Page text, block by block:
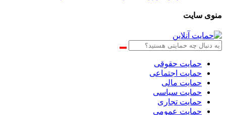
منوی سایت
حمایت حقوقی
حمایت اجتماعی
حمایت مالی
حمایت سیاسی
حمایت تجاری
حمایت عمومی